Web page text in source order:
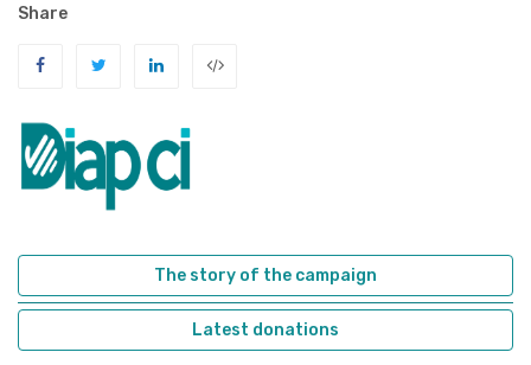
Share
The story of the campaign
Latest donations